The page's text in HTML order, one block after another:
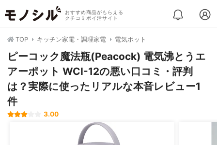
おすすめ商品がもらえる
クチコミポイ活サイト
TOP キッチン家電・調理家電 電気ポット
ピーコック魔法瓶(Peacock) 電気沸とうエ
アーポット WCI-12の悪い口コミ・評判
は？実際に使ったリアルな本音レビュー1
件
3.00